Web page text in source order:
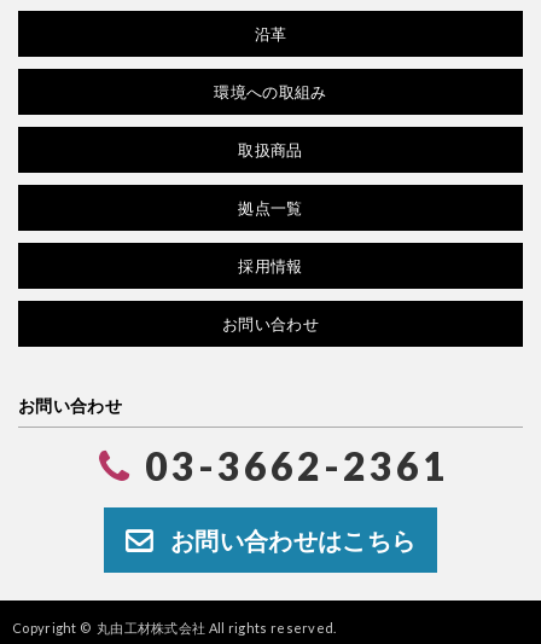
沿革
環境への取組み
取扱商品
拠点一覧
採用情報
お問い合わせ
お問い合わせ
03-3662-2361
お問い合わせはこちら
Copyright © 丸由工材株式会社 All rights reserved.